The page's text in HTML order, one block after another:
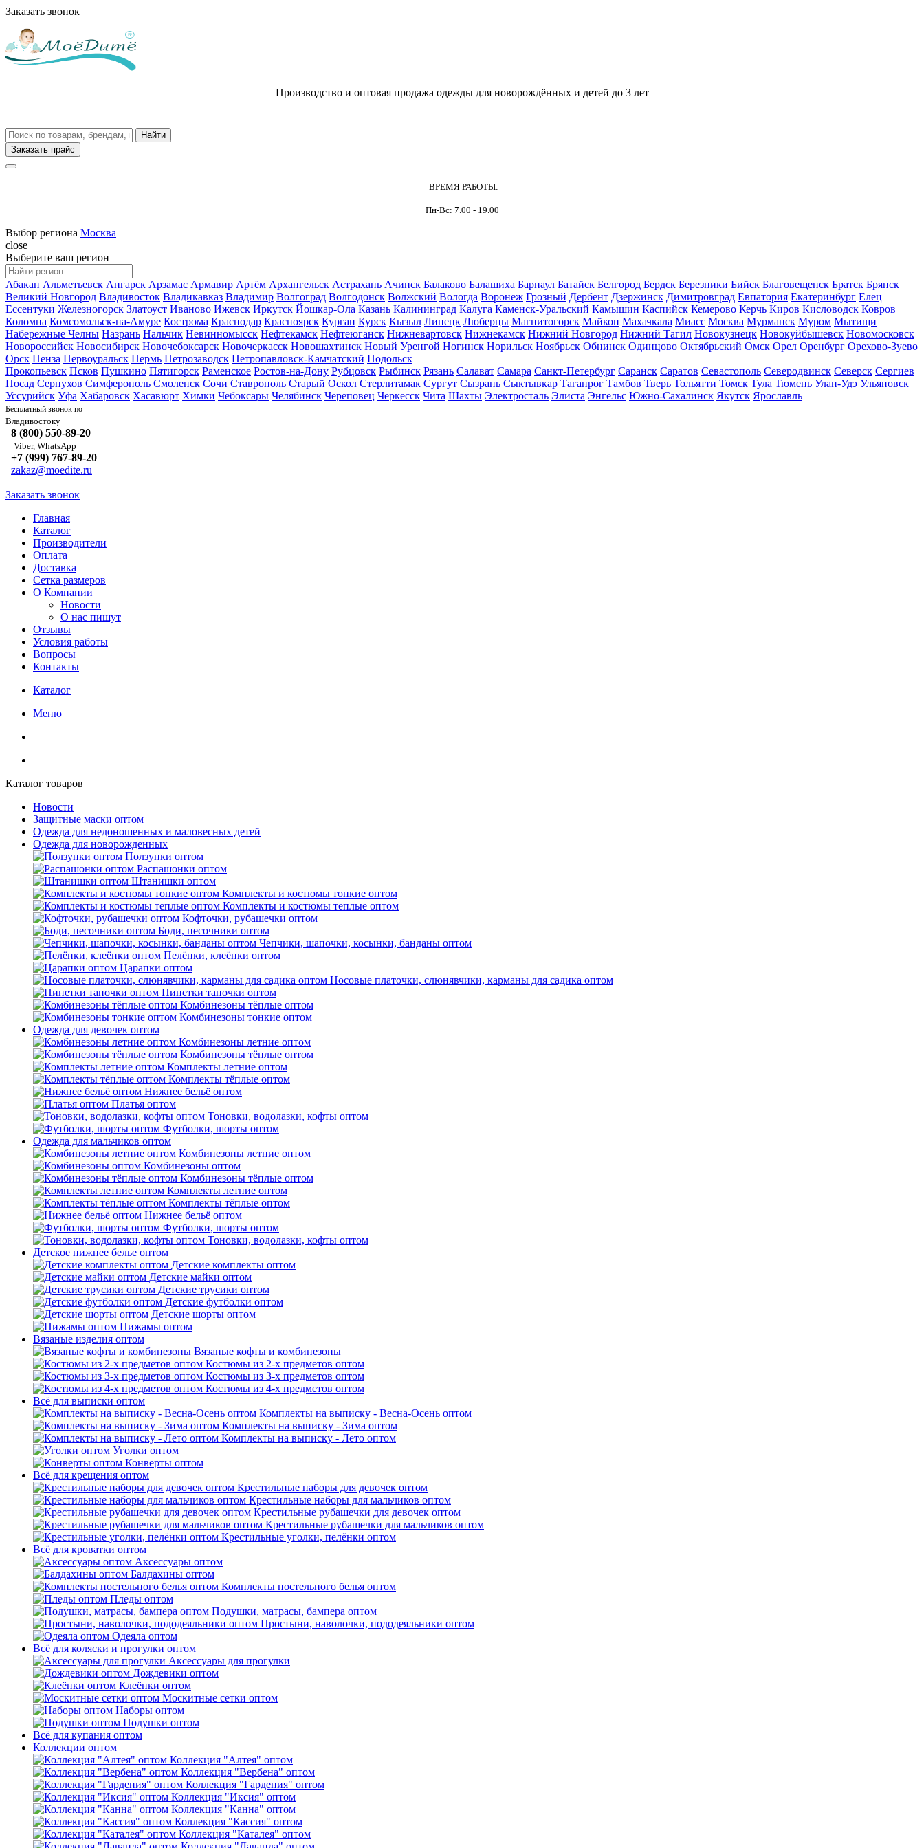
Заказать звонок
Производство и оптовая продажа одежды для новорождённых и детей до 3 лет
Заказать прайс
ВРЕМЯ РАБОТЫ:
Пн-Вс: 7.00 - 19.00
Выбор региона Москва
close
Выберите ваш регион
Абакан Альметьевск Ангарск Арзамас Армавир Артём Архангельск Астрахань Ачинск Балаково Балашиха Барнаул Батайск Белгород Бердск Березники Бийск Благовещенск Братск Брянск
Великий Новгород Владивосток Владикавказ Владимир Волгоград Волгодонск Волжский Вологда Воронеж Грозный Дербент Дзержинск Димитровград Евпатория Екатеринбург Елец
Ессентуки Железногорск Златоуст Иваново Ижевск Иркутск Йошкар-Ола Казань Калининград Калуга Каменск-Уральский Камышин Каспийск Кемерово Керчь Киров Кисловодск Ковров
Коломна Комсомольск-на-Амуре Кострома Краснодар Красноярск Курган Курск Кызыл Липецк Люберцы Магнитогорск Майкоп Махачкала Миасс Москва Мурманск Муром Мытищи
Набережные Челны Назрань Нальчик Невинномысск Нефтекамск Нефтеюганск Нижневартовск Нижнекамск Нижний Новгород Нижний Тагил Новокузнецк Новокуйбышевск Новомосковск
Новороссийск Новосибирск Новочебоксарск Новочеркасск Новошахтинск Новый Уренгой Ногинск Норильск Ноябрьск Обнинск Одинцово Октябрьский Омск Орел Оренбург Орехово-Зуево
Орск Пенза Первоуральск Пермь Петрозаводск Петропавловск-Камчатский Подольск
Прокопьевск Псков Пушкино Пятигорск Раменское Ростов-на-Дону Рубцовск Рыбинск Рязань Салават Самара Санкт-Петербург Саранск Саратов Севастополь Северодвинск Северск Сергиев
Посад Серпухов Симферополь Смоленск Сочи Ставрополь Старый Оскол Стерлитамак Сургут Сызрань Сыктывкар Таганрог Тамбов Тверь Тольятти Томск Тула Тюмень Улан-Удэ Ульяновск
Уссурийск Уфа Хабаровск Хасавюрт Химки Чебоксары Челябинск Череповец Черкесск Чита Шахты Электросталь Элиста Энгельс Южно-Сахалинск Якутск Ярославль
Бесплатный звонок по
Владивостоку
8 (800) 550-89-20
Viber, WhatsApp
+7 (999) 767-89-20
zakaz@moedite.ru
Заказать звонок
Главная
Каталог
Производители
Оплата
Доставка
Сетка размеров
О Компании
Новости
О нас пишут
Отзывы
Условия работы
Вопросы
Контакты
Каталог
Меню
Каталог товаров
Новости
Защитные маски оптом
Одежда для недоношенных и маловесных детей
Одежда для новорожденных
Ползунки оптом
Распашонки оптом
Штанишки оптом
Комплекты и костюмы тонкие оптом
Комплекты и костюмы теплые оптом
Кофточки, рубашечки оптом
Боди, песочники оптом
Чепчики, шапочки, косынки, банданы оптом
Пелёнки, клеёнки оптом
Царапки оптом
Носовые платочки, слюнявчики, карманы для садика оптом
Пинетки тапочки оптом
Комбинезоны тёплые оптом
Комбинезоны тонкие оптом
Одежда для девочек оптом
Комбинезоны летние оптом
Комбинезоны тёплые оптом
Комплекты летние оптом
Комплекты тёплые оптом
Нижнее бельё оптом
Платья оптом
Тоновки, водолазки, кофты оптом
Футболки, шорты оптом
Одежда для мальчиков оптом
Комбинезоны летние оптом
Комбинезоны оптом
Комбинезоны тёплые оптом
Комплекты летние оптом
Комплекты тёплые оптом
Нижнее бельё оптом
Футболки, шорты оптом
Тоновки, водолазки, кофты оптом
Детское нижнее белье оптом
Детские комплекты оптом
Детские майки оптом
Детские трусики оптом
Детские футболки оптом
Детские шорты оптом
Пижамы оптом
Вязаные изделия оптом
Вязаные кофты и комбинезоны
Костюмы из 2-х предметов оптом
Костюмы из 3-х предметов оптом
Костюмы из 4-х предметов оптом
Всё для выписки оптом
Комплекты на выписку - Весна-Осень оптом
Комплекты на выписку - Зима оптом
Комплекты на выписку - Лето оптом
Уголки оптом
Конверты оптом
Всё для крещения оптом
Крестильные наборы для девочек оптом
Крестильные наборы для мальчиков оптом
Крестильные рубашечки для девочек оптом
Крестильные рубашечки для мальчиков оптом
Крестильные уголки, пелёнки оптом
Всё для кроватки оптом
Аксессуары оптом
Балдахины оптом
Комплекты постельного белья оптом
Пледы оптом
Подушки, матрасы, бампера оптом
Простыни, наволочки, пододеяльники оптом
Одеяла оптом
Всё для коляски и прогулки оптом
Аксессуары для прогулки
Дождевики оптом
Клеёнки оптом
Москитные сетки оптом
Наборы оптом
Подушки оптом
Всё для купания оптом
Коллекции оптом
Коллекция "Алтея" оптом
Коллекция "Вербена" оптом
Коллекция "Гардения" оптом
Коллекция "Иксия" оптом
Коллекция "Канна" оптом
Коллекция "Кассия" оптом
Коллекция "Каталея" оптом